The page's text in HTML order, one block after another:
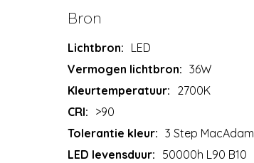
Bron
Lichtbron: LED
Vermogen lichtbron: 36W
Kleurtemperatuur: 2700K
CRI: >90
Tolerantie kleur: 3 Step MacAdam
LED levensduur: 50000h L90 B10